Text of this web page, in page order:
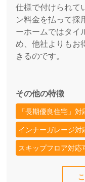
仕様で付けられて
ン料金を払って採
ーホームではタイ
め、他社よりもお
きるのです。
その他の特徴
「長期優良住宅」対
インナーガレージ対
スキップフロア対応